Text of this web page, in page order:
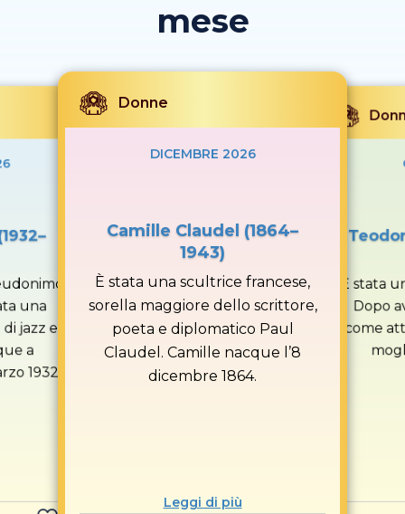
mese
una
jazz e
a
1932.
Donne
DICEMBRE 2026
Camille Claudel (1864–
1943)
È stata una scultrice francese,
sorella maggiore dello scrittore,
poeta e diplomatico Paul
Claudel. Camille nacque l’8
dicembre 1864.
Leggi di più
È stata
Dopo
come